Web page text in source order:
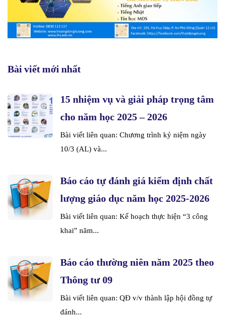
Bài viết mới nhất
15 nhiệm vụ và giải pháp trọng tâm
cho năm học 2025 – 2026
Bài viết liên quan: Chương trình kỷ niệm ngày
10/3 (AL) và...
Báo cáo tự đánh giá kiểm định chất
lượng giáo dục năm học 2025-2026
Bài viết liên quan: Kế hoạch thực hiện “3 công
khai” năm...
Báo cáo thường niên năm 2025 theo
Thông tư 09
Bài viết liên quan: QĐ v/v thành lập hội đồng tự
đánh...